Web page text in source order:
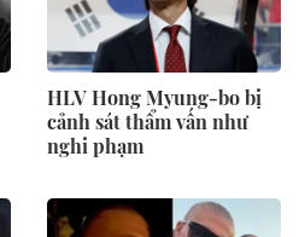
HLV Hong Myung-bo bị
cảnh sát thẩm vấn như
nghi phạm